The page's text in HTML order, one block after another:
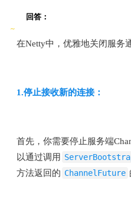
回答：
在Netty中，优雅地关闭服务
1.停止接收新的连接：
首先，你需要停止服务端
以通过调用
方法返回的 ChannelFuture